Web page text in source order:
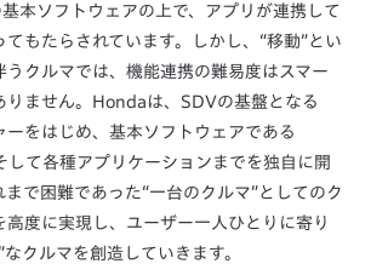
本ソフトウェアの上で、アプリが連携して
もたらされています。しかし、“移動”とい
うクルマでは、機能連携の難易度はスマー
りません。Hondaは、SDVの基盤となる
ーをはじめ、基本ソフトウェアである
して各種アプリケーションまでを独自に開
で困難であった“一台のクルマ”としてのク
高度に実現し、ユーザー一人ひとりに寄り
クルマを創造していきます。